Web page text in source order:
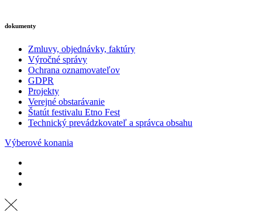
dokumenty
Zmluvy, objednávky, faktúry
Výročné správy
Ochrana oznamovateľov
GDPR
Projekty
Verejné obstarávanie
Štatút festivalu Etno Fest
Technický prevádzkovateľ a správca obsahu
Výberové konania